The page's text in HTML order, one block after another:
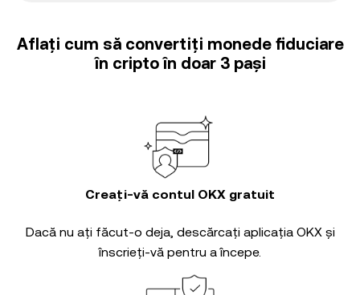
Aflați cum să convertiți monede fiduciare
în cripto în doar 3 pași
Creați-vă contul OKX gratuit
Dacă nu ați făcut-o deja, descărcați aplicația OKX și
înscrieți-vă pentru a începe.